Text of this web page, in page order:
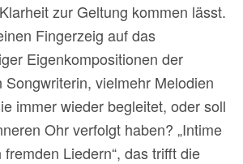
zur Geltung kommen lässt.
Fingerzeig auf das
Eigenkompositionen der
vielmehr Melodien
immer wieder begleitet, oder soll
Ohr verfolgt haben? „Intime
Liedern“, das trifft die